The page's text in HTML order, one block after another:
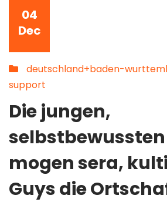
04
Dec
deutschland+baden-
support
Die jungen,
mogen sera,
Guys die